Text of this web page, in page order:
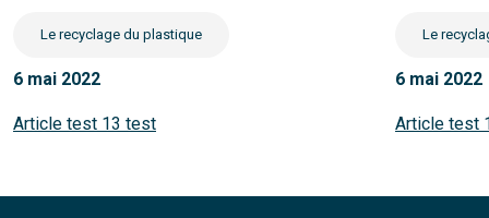
Le recyclage du plastique
6 mai 2022
Article test 13 test
Le
6 mai 2022
Article test